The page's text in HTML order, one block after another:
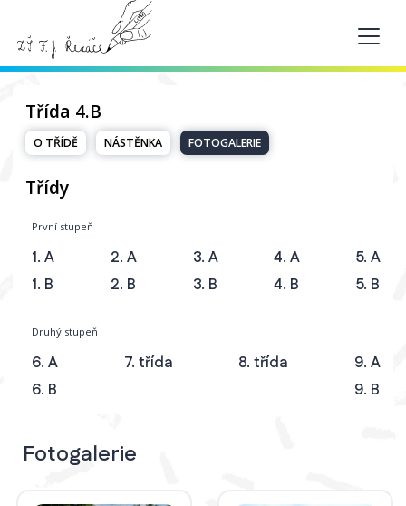
Třída 4.B
O TŘÍDĚ NÁSTĚNKA FOTOGALERIE
Třídy
První stupeň
1. A
1. B
2. A
2. B
3. A
3. B
4. A
4. B
5. A
5. B
Druhý stupeň
6. A
6. B
7. třída 8. třída
9. A
9. B
Fotogalerie